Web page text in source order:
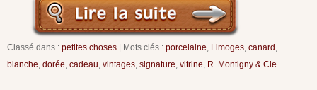
Classé dans : petites choses Mots clés : porcelaine Limoges canard
blanche dorée cadeau vintages signature vitrine R. Montigny & Cie